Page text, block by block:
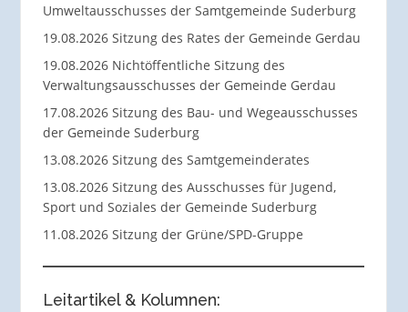
Umweltausschusses der Samtgemeinde Suderburg
19.08.2026 Sitzung des Rates der Gemeinde Gerdau
19.08.2026 Nichtöffentliche Sitzung des
Verwaltungsausschusses der Gemeinde Gerdau
17.08.2026 Sitzung des Bau- und Wegeausschusses
der Gemeinde Suderburg
13.08.2026 Sitzung des Samtgemeinderates
13.08.2026 Sitzung des Ausschusses für Jugend,
Sport und Soziales der Gemeinde Suderburg
11.08.2026 Sitzung der Grüne/SPD-Gruppe
Leitartikel & Kolumnen: